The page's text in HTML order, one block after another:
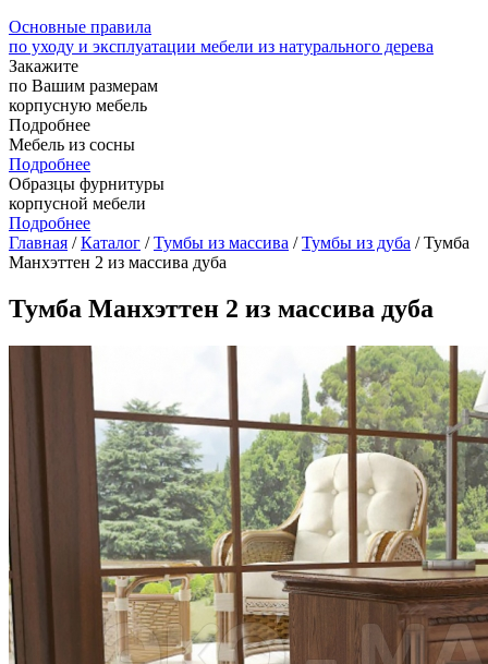
Основные правила
по уходу и эксплуатации мебели из натурального дерева
Закажите
по Вашим размерам
корпусную мебель
Подробнее
Мебель из сосны
Подробнее
Образцы фурнитуры
корпусной мебели
Подробнее
Главная /Каталог /Тумбы из массива /Тумбы из дуба / Тумба
Манхэттен 2 из массива дуба
Тумба Манхэттен 2 из массива дуба